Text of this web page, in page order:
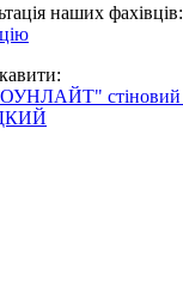
наших фахівців: